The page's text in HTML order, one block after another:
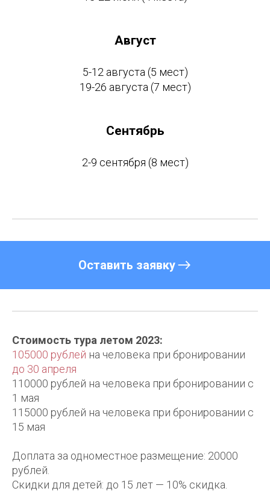
Август
5-12 августа (5 мест)
19-26 августа (7 мест)
Сентябрь
2-9 сентября (8 мест)
Оставить заявку
Стоимость тура летом 2023:
105000 рублей на человека при бронировании
до 30 апреля
110000 рублей на человека при бронировании с
1 мая
115000 рублей на человека при бронировании с
15 мая
Доплата за одноместное размещение: 20000
рублей.
Скидки для детей: до 15 лет — 10% скидка.